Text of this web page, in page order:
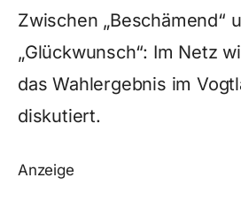
Zwischen „Beschämend“
„Glückwunsch“: Im Netz
das Wahlergebnis im
diskutiert.
Anzeige